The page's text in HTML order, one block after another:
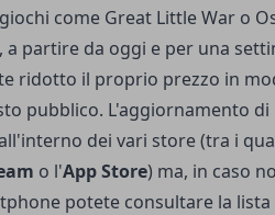
come Great Little War o
a partire da oggi e per una
ridotto il proprio prezzo in
pubblico. L'aggiornamento
dei vari store (tra i
o l'App Store) ma, in caso
potete consultare la